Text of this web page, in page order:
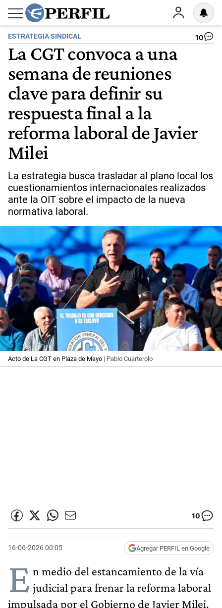
ESTRATEGIA SINDICAL 10
La CGT convoca a una
semana de reuniones
clave para definir su
respuesta final a la
reforma laboral de Javier
Milei
La estrategia busca trasladar al plano local los
cuestionamientos internacionales realizados
ante la OIT sobre el impacto de la nueva
normativa laboral.
Acto de La CGT en Plaza de Mayo | Pablo Cuarterolo
10
16-06-2026 00:05 Agregar PERFIL en Google
E n medio del estancamiento de la vía
judicial para frenar la reforma laboral
impulsada por el Gobierno de Javier Milei,